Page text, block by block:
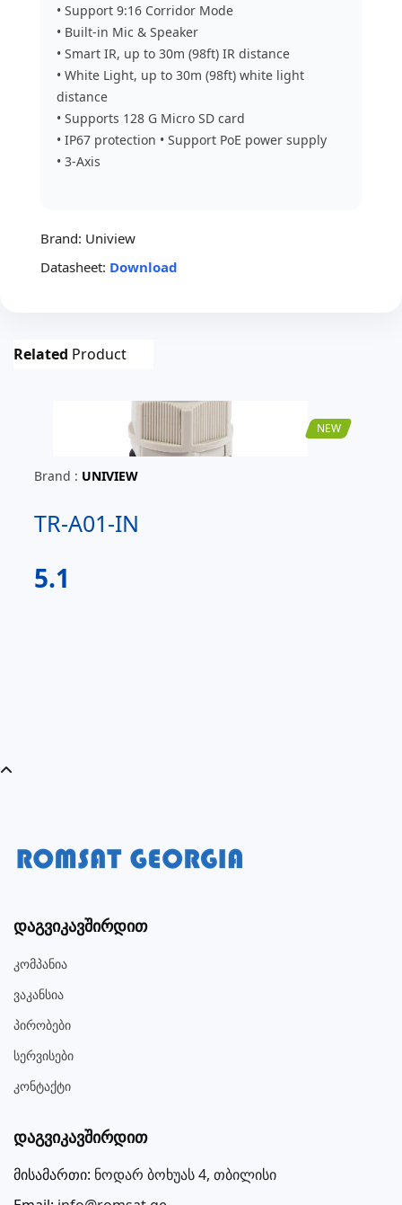
• Support 9:16 Corridor Mode
• Built-in Mic & Speaker
• Smart IR, up to 30m (98ft) IR distance
• White Light, up to 30m (98ft) white light
distance
• Supports 128 G Micro SD card
• IP67 protection • Support PoE power supply
• 3-Axis
Brand: Uniview
Datasheet: Download
Related Product
NEW
Brand : UNIVIEW
TR-A01-IN
5.1
Დაგვიკავშირდით
Კომპანია
Ვაკანსია
Პირობები
Სერვისები
Კონტაქტი
Დაგვიკავშირდით
მისამართი: ნოდარ ბოხუას 4, თბილისი